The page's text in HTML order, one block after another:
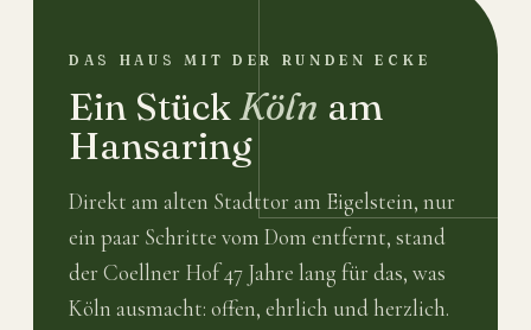
DAS HAUS MIT DER RUNDEN ECKE
Ein StückKöln am
Hansaring
Direkt am alten Stadttor am Eigelstein, nur
ein paar Schritte vom Dom entfernt, stand
der Coellner Hof 47 Jahre lang für das, was
Köln ausmacht: offen, ehrlich und herzlich.